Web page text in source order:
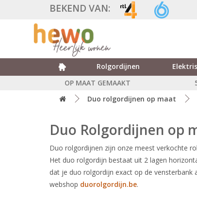
BEKEND VAN:
Rolgordijnen
OP MAAT GEMAAKT
Duo rolgordijnen op maat
Duo Rolgordijnen op
Duo rolgordijnen zijn onze meest verkochte
Het duo rolgordijn bestaat uit 2 lagen
dat je duo rolgordijn exact op de
webshop duorolgordijn.be.